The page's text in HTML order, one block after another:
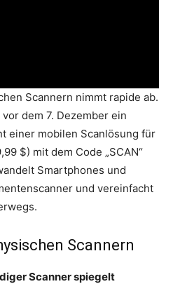
Scannern nimmt rapide ab.
dem 7. Dezember ein
einer mobilen Scanlösung für
$) mit dem Code „SCAN“
Smartphones und
und vereinfacht
Scannern
Scanner spiegelt